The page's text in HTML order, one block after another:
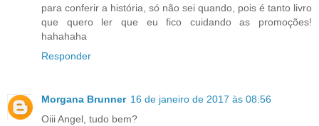
para conferir a história, só não sei quando, pois é tanto livro
que quero ler que eu fico cuidando as promoções!
hahahaha
Responder
Morgana Brunner 16 de janeiro de 2017 às 08:56
Oiii Angel, tudo bem?